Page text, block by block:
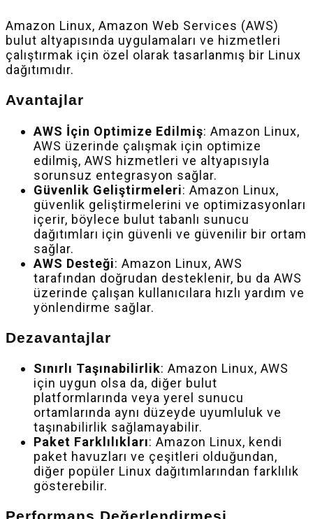
Amazon Linux, Amazon Web Services (AWS)
bulut altyapısında uygulamaları ve hizmetleri
çalıştırmak için özel olarak tasarlanmış bir Linux
dağıtımıdır.
Avantajlar
AWS İçin Optimize Edilmiş: Amazon Linux,
AWS üzerinde çalışmak için optimize
edilmiş, AWS hizmetleri ve altyapısıyla
sorunsuz entegrasyon sağlar.
Güvenlik Geliştirmeleri: Amazon Linux,
güvenlik geliştirmelerini ve optimizasyonları
içerir, böylece bulut tabanlı sunucu
dağıtımları için güvenli ve güvenilir bir ortam
sağlar.
AWS Desteği: Amazon Linux, AWS
tarafından doğrudan desteklenir, bu da AWS
üzerinde çalışan kullanıcılara hızlı yardım ve
yönlendirme sağlar.
Dezavantajlar
Sınırlı Taşınabilirlik: Amazon Linux, AWS
için uygun olsa da, diğer bulut
platformlarında veya yerel sunucu
ortamlarında aynı düzeyde uyumluluk ve
taşınabilirlik sağlamayabilir.
Paket Farklılıkları: Amazon Linux, kendi
paket havuzları ve çeşitleri olduğundan,
diğer popüler Linux dağıtımlarından farklılık
gösterebilir.
Performans Değerlendirmesi